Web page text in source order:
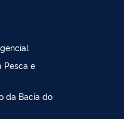
Pesca e
da Bacia do